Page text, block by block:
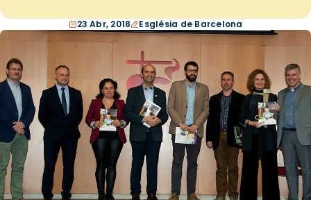
23 Abr, 2018 Església de Barcelona